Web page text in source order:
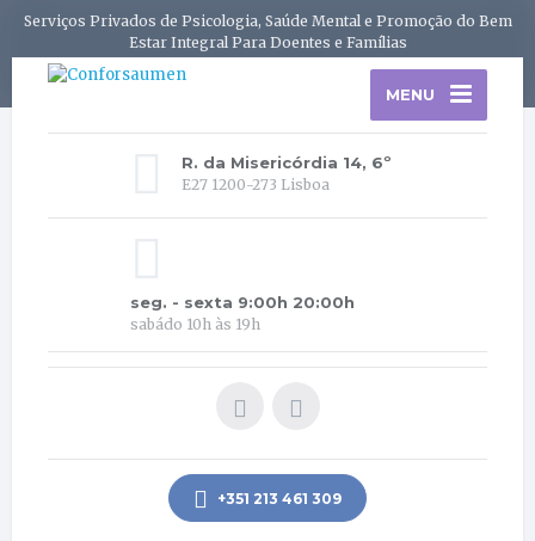
Serviços Privados de Psicologia, Saúde Mental e Promoção do Bem
Estar Integral Para Doentes e Famílias
MENU
R. da Misericórdia 14, 6º
E27 1200-273 Lisboa
seg. - sexta 9:00h 20:00h
sabádo 10h às 19h
+351 213 461 309